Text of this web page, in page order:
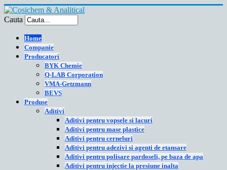
Cauta
Home
Companie
Producatori
BYK Chemie
Q-LAB Corporation
VMA-Getzmann
BEVS
Produse
Aditivi
Aditivi pentru vopsele si lacuri
Aditivi pentru mase plastice
Aditivi pentru cerneluri
Aditivi pentru adezivi si agenti de etansare
Aditivi pentru polisare pardoseli, pe baza de apa
Aditivi pentru injectie la presiune inalta